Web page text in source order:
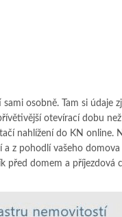
osobně. Tam si
otevírací dobu
nahlížení do KN online.
z pohodlí vašeho
před domem a příjezdová